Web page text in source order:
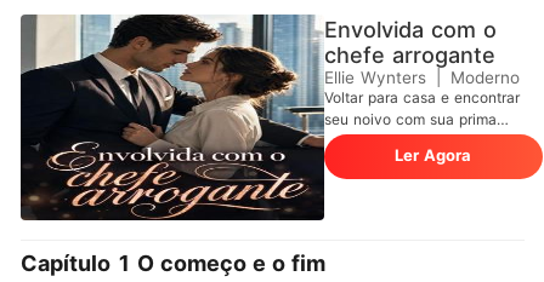
Envolvida com o
chefe arrogante
Ellie Wynters Moderno
Voltar para casa e encontrar
seu noivo com sua prima
deveria tê-la destruído, mas
Blair se recusava a
desmoronar. Ela era forte,
suas mágoas em muito
Ler Agora
Capítulo 1 O começo e o fim